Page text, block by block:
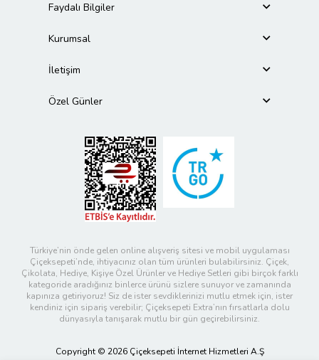
Faydalı Bilgiler
Kurumsal
İletişim
Özel Günler
Türkiye’nin önde gelen online alışveriş sitesi ve mobil uygulaması
Çiçeksepeti’nde, ihtiyacınız olan tüm ürünleri bulabilirsiniz. Çiçek,
Çikolata, Hediye, Kişiye Özel Ürünler ve Hediye Setleri gibi birçok farklı
kategoride aradığınız binlerce ürünü sizlere sunuyor ve zamanında
kapınıza getiriyoruz! Siz de ister sevdiklerinizi mutlu etmek için, ister
kendiniz için sipariş verebilir; Çiçeksepeti Extra’nın fırsatlarla dolu
dünyasıyla tanışarak mutlu bir gün geçirebilirsiniz.
Copyright © 2026 Çiçeksepeti İnternet Hizmetleri A.Ş